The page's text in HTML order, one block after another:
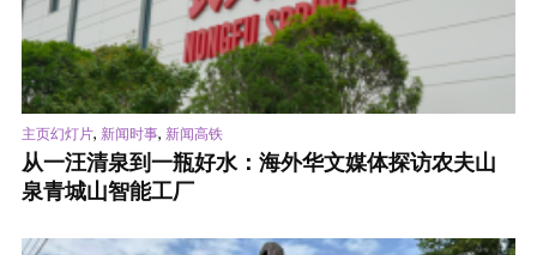
主页幻灯片, 新闻时事, 新闻高铁
从一汪清泉到一瓶好水：海外华文媒体探访农夫山
泉青城山智能工厂